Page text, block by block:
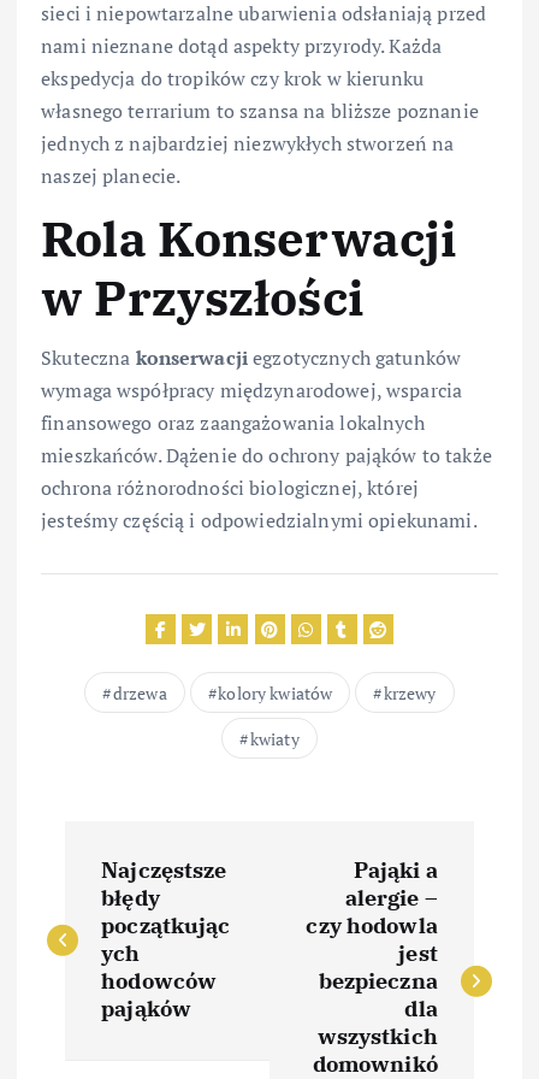
sieci i niepowtarzalne ubarwienia odsłaniają przed
nami nieznane dotąd aspekty przyrody. Każda
ekspedycja do tropików czy krok w kierunku
własnego terrarium to szansa na bliższe poznanie
jednych z najbardziej niezwykłych stworzeń na
naszej planecie.
Rola Konserwacji
w Przyszłości
Skuteczna konserwacjiegzotycznych gatunków
wymaga współpracy międzynarodowej, wsparcia
finansowego oraz zaangażowania lokalnych
mieszkańców. Dążenie do ochrony pająków to także
ochrona różnorodności biologicznej, której
jesteśmy częścią i odpowiedzialnymi opiekunami.
drzewa kolory kwiatów
krzewy
kwiaty
a
w
Najczęstsze
błędy
początkując
ych
hodowców
pająków
Pająki a
alergie –
czy hodowla
jest
bezpieczna
dla
wszystkich
domownikó